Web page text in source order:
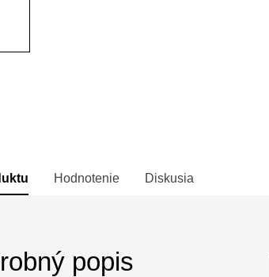
Hodnotenie Diskusia
popis